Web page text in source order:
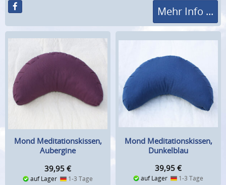
Mehr Info ...
Mond Meditationskissen,
Aubergine
39,95 €
auf Lager 1-3 Tage
Mond Meditationskissen,
Dunkelblau
39,95 €
auf Lager 1-3 Tage